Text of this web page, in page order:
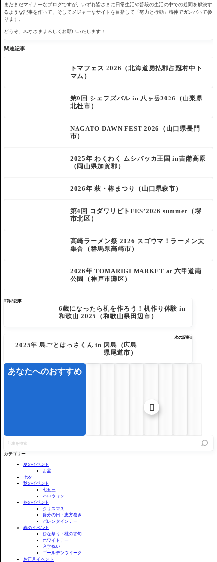
まだまだマイナーなブログですが、いずれ皆さまに日常生活や普段の生活の中での疑問を解決す
るような記事を作って、そしてメジャーなサイトを目指して「努力と行動」精神でガンバって参
ります。
どうぞ、みなさまよろしくお願いいたします！
関連記事
トマフェス 2026（北海道勇払郡占冠村中ト
マム）
第9回 シェフズバル in 八ヶ岳2026（山梨県
北杜市）
NAGATO DAWN FEST 2026（山口県長門
市）
2025年 わくわく ムシバッカ王国 in吉備高原
（岡山県加賀郡）
2026年 萩・椿まつり（山口県萩市）
第4回 コダワリビトFES’2026 summer（堺
市北区）
高崎ラーメン祭 2026 スゴウマ！ラーメン大
集合（群馬県高崎市）
2026年 TOMARIGI MARKET at 六甲道南
公園（神戸市灘区）
前の記事
6歳になったら机を作ろう！机作り体験 in
和歌山 2025（和歌山県田辺市）
次の記事
2025年 島ごとはっさくん in 因島（広島
県尾道市）
を
検
カテゴリー
夏のイベント
お盆
七夕
秋のイベント
七五三
ハロウィン
冬のイベント
クリスマス
節分の日・恵方巻き
バレンタインデー
春のイベント
ひな祭り・桃の節句
ホワイトデー
入学祝い
ゴールデンウイーク
お正月イベント
あなたへのおすすめ
